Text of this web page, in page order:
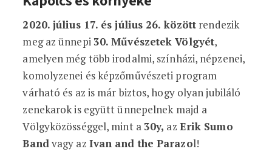
2020. július 17. és július 26. között rendezik
meg az ünnepi 30. Művészetek Völgyét,
amelyen még több irodalmi, színházi, népzenei,
komolyzenei és képzőművészeti program
várható és az is már biztos, hogy olyan jubiláló
zenekarok is együtt ünnepelnek majd a
Völgyközösséggel, mint a 30y, az Erik Sumo
Bandvagy az Ivan and the Parazol!